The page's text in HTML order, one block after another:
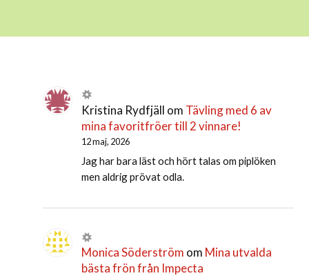
Kristina Rydfjäll om Tävling med 6 av
mina favoritfröer till 2 vinnare!
12 maj, 2026
Jag har bara läst och hört talas om piplöken
men aldrig prövat odla.
Monica Söderström om Mina utvalda
bästa frön från Impecta